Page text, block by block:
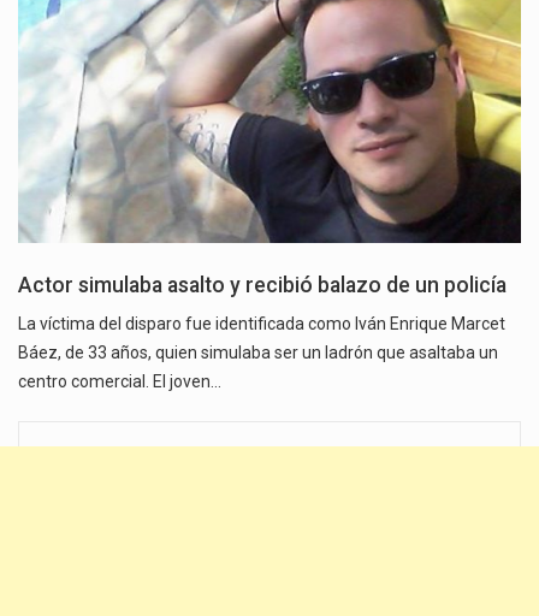
Actor simulaba asalto y recibió balazo de un policía
La víctima del disparo fue identificada como Iván Enrique Marcet
Báez, de 33 años, quien simulaba ser un ladrón que asaltaba un
centro comercial. El joven…